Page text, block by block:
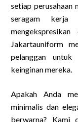
setiap perusahaan
seragam
Jakartauniform
pelanggan untuk
keinginan mereka.
Apakah Anda
minimalis dan
berwarna? Kami